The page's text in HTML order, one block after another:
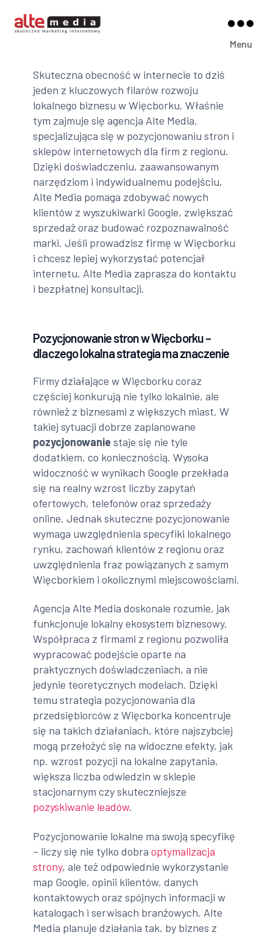
Media
Menu
Skuteczna obecność w internecie to dziś
jeden z kluczowych filarów rozwoju
lokalnego biznesu w Więcborku. Właśnie
tym zajmuje się agencja Alte Media,
specjalizująca się w pozycjonowaniu stron i
sklepów internetowych dla firm z regionu.
Dzięki doświadczeniu, zaawansowanym
narzędziom i indywidualnemu podejściu,
Alte Media pomaga zdobywać nowych
klientów z wyszukiwarki Google, zwiększać
sprzedaż oraz budować rozpoznawalność
marki. Jeśli prowadzisz firmę w Więcborku
i chcesz lepiej wykorzystać potencjał
internetu, Alte Media zaprasza do kontaktu
i bezpłatnej konsultacji.
Pozycjonowanie stron w Więcborku –
dlaczego lokalna strategia ma znaczenie
Firmy działające w Więcborku coraz
częściej konkurują nie tylko lokalnie, ale
również z biznesami z większych miast. W
takiej sytuacji dobrze zaplanowane
pozycjonowanie staje się nie tyle
dodatkiem, co koniecznością. Wysoka
widoczność w wynikach Google przekłada
się na realny wzrost liczby zapytań
ofertowych, telefonów oraz sprzedaży
online. Jednak skuteczne pozycjonowanie
wymaga uwzględnienia specyfiki lokalnego
rynku, zachowań klientów z regionu oraz
uwzględnienia fraz powiązanych z samym
Więcborkiem i okolicznymi miejscowościami.
Agencja Alte Media doskonale rozumie, jak
funkcjonuje lokalny ekosystem biznesowy.
Współpraca z firmami z regionu pozwoliła
wypracować podejście oparte na
praktycznych doświadczeniach, a nie
jedynie teoretycznych modelach. Dzięki
temu strategia pozycjonowania dla
przedsiębiorców z Więcborka koncentruje
się na takich działaniach, które najszybciej
mogą przełożyć się na widoczne efekty, jak
np. wzrost pozycji na lokalne zapytania,
większa liczba odwiedzin w sklepie
stacjonarnym czy skuteczniejsze
pozyskiwanie leadów.
Pozycjonowanie lokalne ma swoją specyfikę
– liczy się nie tylko dobraoptymalizacja
strony, ale też odpowiednie wykorzystanie
map Google, opinii klientów, danych
kontaktowych oraz spójnych informacji w
katalogach i serwisach branżowych. Alte
Media planuje działania tak, by biznes z